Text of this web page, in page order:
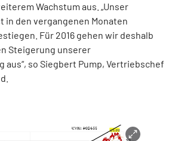
Wachstum aus. „Unser
in den vergangenen Monaten
Für 2016 gehen wir deshalb
Steigerung unserer
so Siegbert Pump, Vertriebschef